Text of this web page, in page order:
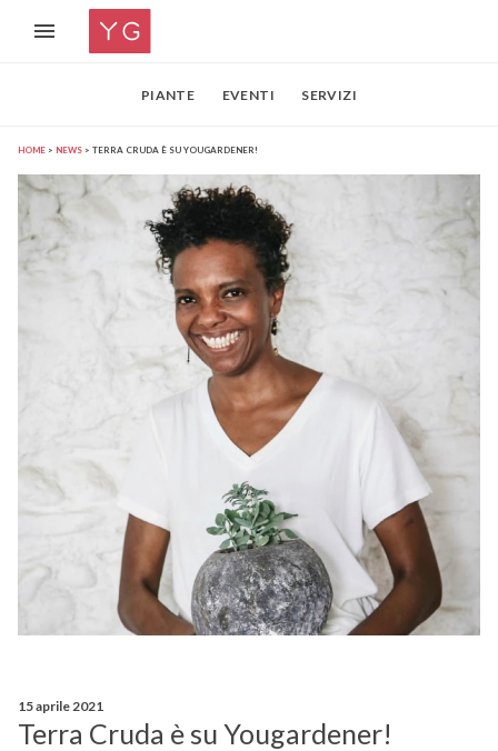
PIANTE EVENTI SERVIZI
HOME NEWS TERRA CRUDA È SU YOUGARDENER!
15 aprile 2021
Terra Cruda è su Yougardener!